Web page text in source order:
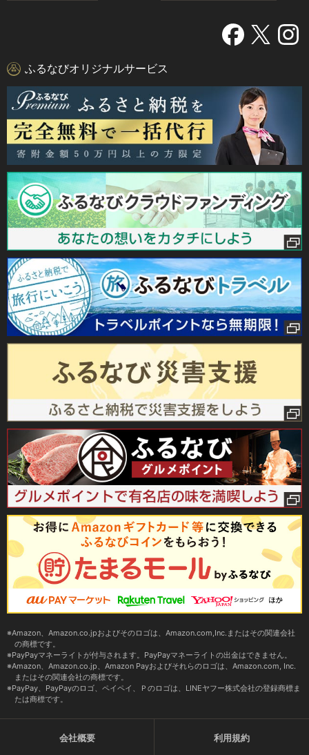
ふるなびオリジナルサービス
Amazon、Amazon.co.jpおよびそのロゴは、Amazon.com,Inc.またはその関連会社
の商標です。
PayPayマネーライトが付与されます。PayPayマネーライトの出金はできません。
Amazon、Amazon.co.jp、Amazon Payおよびそれらのロゴは、Amazon.com, Inc.
またはその関連会社の商標です。
PayPay、PayPayのロゴ、ペイペイ、Ｐのロゴは、LINEヤフー株式会社の登録商標ま
たは商標です。
会社概要 利用規約